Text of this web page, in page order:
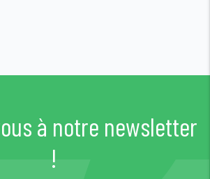
à notre newsletter
!